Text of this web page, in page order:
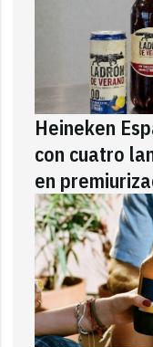
Heineken
con cuatro
en